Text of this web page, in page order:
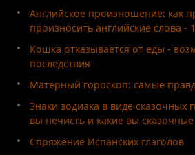
Английское произношение: как
произносить английские слова -
Кошка отказывается от еды -
последствия
Матерный гороскоп: самые
Знаки зодиака в виде сказочных
вы нечисть и какие вы
Спряжение Испанских глаголов